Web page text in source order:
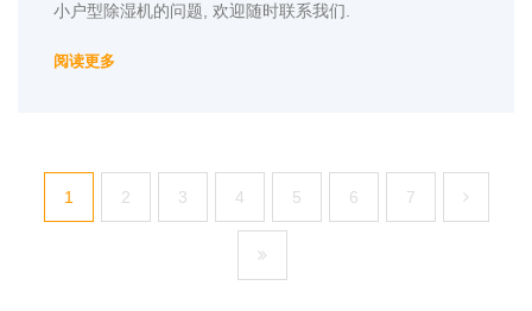
小户型除湿机的问题, 欢迎随时联系我们.
阅读更多
1 2 3 4 5 6 7